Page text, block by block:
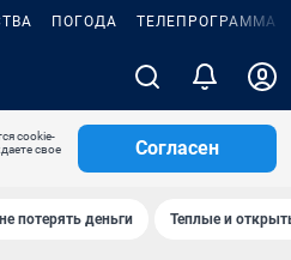
ПОГОДА ТЕЛЕПРОГРАММА
cookie-
свое
Согласен
потерять деньги Теплые и